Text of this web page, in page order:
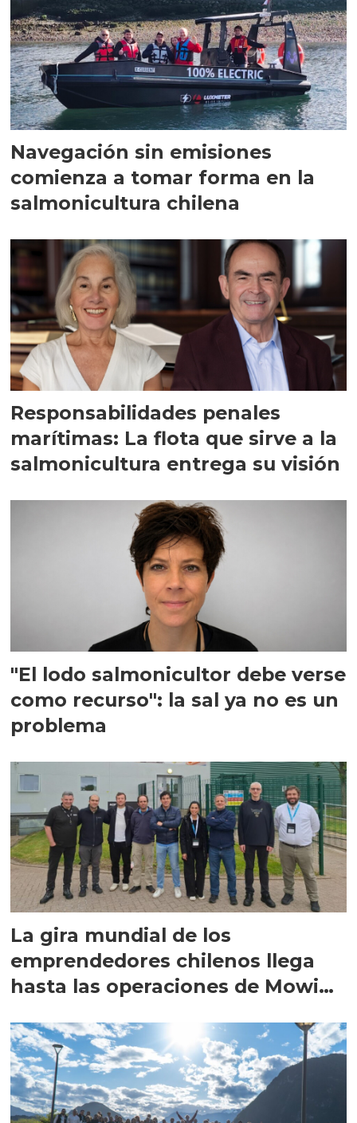
Navegación sin emisiones
comienza a tomar forma en la
salmonicultura chilena
Responsabilidades penales
marítimas: La flota que sirve a la
salmonicultura entrega su visión
"El lodo salmonicultor debe verse
como recurso": la sal ya no es un
problema
La gira mundial de los
emprendedores chilenos llega
hasta las operaciones de Mowi